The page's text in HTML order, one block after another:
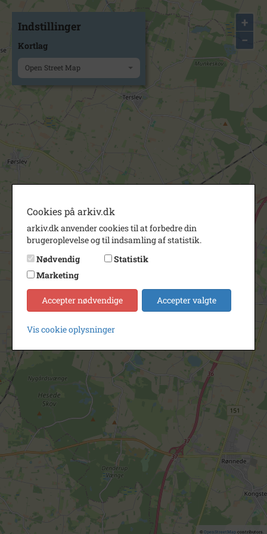
+
−
© OpenStreetMapcontributors.
Indstillinger
Kortlag
Open Street Map
Cookies på arkiv.dk
arkiv.dk anvender cookies til at forbedre din
brugeroplevelse og til indsamling af statistik.
Nødvendig
Statistik
Marketing
Accepter nødvendige Accepter valgte
Vis cookie oplysninger